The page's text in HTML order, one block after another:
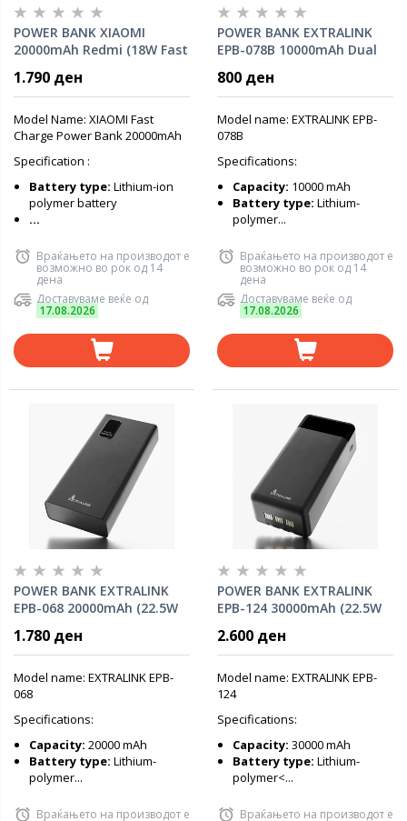
POWER BANK XIAOMI
20000mAh Redmi (18W Fast
USB, USB-C) /output( 2x
USB-A), VXN4304GL
1.790 ден
Model Name: XIAOMI Fast
Charge Power Bank 20000mAh
Specification :
Battery type: Lithium-ion
polymer battery
...
Враќањето на производот е
возможно во рок од 14
дена
Доставуваме веќе од
17.08.2026
POWER BANK EXTRALINK
EPB-078B 10000mAh Dual
/output( 2x USB-A), Black
800 ден
Model name: EXTRALINK EPB-
078B
Specifications:
Capacity: 10000 mAh
Battery type: Lithium-
polymer...
Враќањето на производот е
возможно во рок од 14
дена
Доставуваме веќе од
17.08.2026
POWER BANK EXTRALINK
EPB-068 20000mAh (22.5W
display Dual input (Micro-
USB, USB-C) /output( 2x
USB-A, USB-C), Black
1.780 ден
Model name: EXTRALINK EPB-
068
Specifications:
Capacity: 20000 mAh
Battery type: Lithium-
polymer...
Враќањето на производот е
POWER BANK EXTRALINK
EPB-124 30000mAh (22.5W
display, LED torch, Dual
input (Micro-USB, USB-C)
/output( 4x USB-A, USB-C),
x3 cables included
(microUSB, Type-C,
Lightning) Black
2.600 ден
Model name: EXTRALINK EPB-
124
Specifications:
Capacity: 30000 mAh
Battery type: Lithium-
polymer<...
Враќањето на производот е